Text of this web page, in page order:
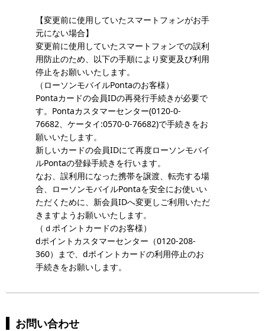
【変更前に使用していたスマートフォンがお手
元にない場合】
変更前に使用していたスマートフォンでの誤利
用防止のため、以下の手順により変更及び利用
停止をお願いいたします。
（ローソンモバイルPontaのお客様）
Pontaカードの会員IDの再発行手続きが必要で
す。Pontaカスタマーセンター(0120-0-
76682、ケータイ:0570-0-76682)で手続きをお
願いいたします。
新しいカードの会員IDにて再度ローソンモバイ
ルPontaの登録手続きを行います。
なお、誤利用になった携帯を譲渡、転売する場
合、ローソンモバイルPontaを安全にお使いい
ただくために、新会員IDへ変更しご利用いただ
きますようお願いいたします。
（ｄポイントカードのお客様）
dポイントカスタマーセンター（0120-208-
360）まで、dポイントカードの利用停止のお
手続きをお願いします。
お問い合わせ